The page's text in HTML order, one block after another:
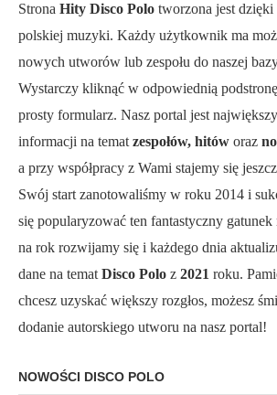
Strona Hity Disco Polo tworzona jest
polskiej muzyki. Każdy użytkownik ma
nowych utworów lub zespołu do naszej
Wystarczy kliknąć w odpowiednią
prosty formularz. Nasz portal jest
informacji na temat zespołów, hitów oraz
a przy współpracy z Wami stajemy się
Swój start zanotowaliśmy w roku 2014 i
się popularyzować ten fantastyczny
na rok rozwijamy się i każdego dnia
dane na temat Disco Polo z 2021 roku.
chcesz uzyskać większy rozgłos, możesz
dodanie autorskiego utworu na nasz portal!
NOWOŚCI DISCO POLO